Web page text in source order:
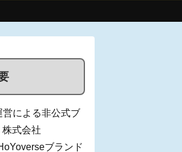
による非公式ブ
式会社
ブランド